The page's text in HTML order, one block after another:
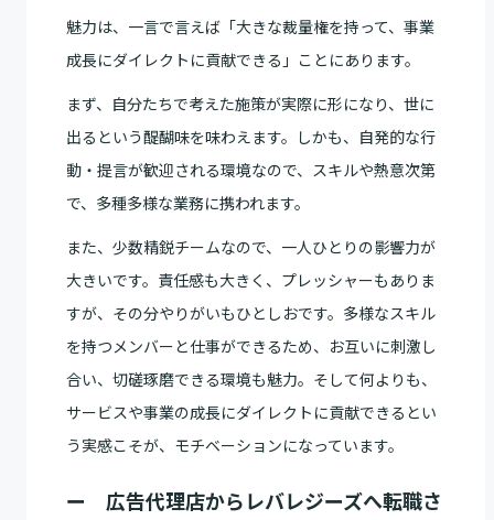
魅力は、一言で言えば「大きな裁量権を持って、事業
成長にダイレクトに貢献できる」ことにあります。
まず、自分たちで考えた施策が実際に形になり、世に
出るという醍醐味を味わえます。しかも、自発的な行
動・提言が歓迎される環境なので、スキルや熱意次第
で、多種多様な業務に携われます。
また、少数精鋭チームなので、一人ひとりの影響力が
大きいです。責任感も大きく、プレッシャーもありま
すが、その分やりがいもひとしおです。多様なスキル
を持つメンバーと仕事ができるため、お互いに刺激し
合い、切磋琢磨できる環境も魅力。そして何よりも、
サービスや事業の成長にダイレクトに貢献できるとい
う実感こそが、モチベーションになっています。
ー 広告代理店からレバレジーズへ転職さ